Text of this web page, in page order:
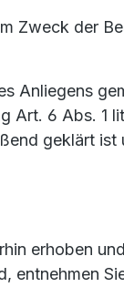
Zweck der
Anliegens
Art. 6 Abs. 1
geklärt ist
erhoben
entnehmen